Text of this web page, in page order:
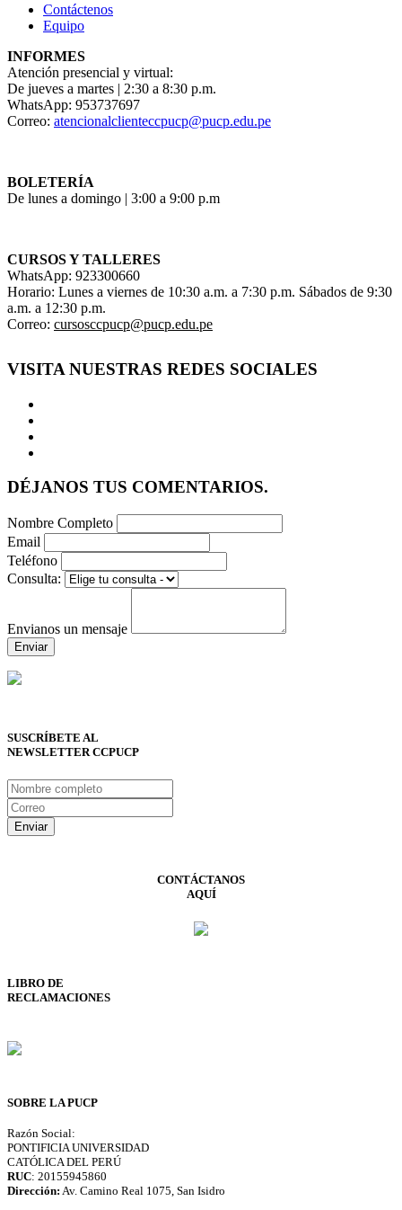
Contáctenos
Equipo
INFORMES
Atención presencial y virtual:
De jueves a martes | 2:30 a 8:30 p.m.
WhatsApp: 953737697
Correo: atencionalclienteccpucp@pucp.edu.pe
BOLETERÍA
De lunes a domingo | 3:00 a 9:00 p.m
CURSOS Y TALLERES
WhatsApp: 923300660
Horario: Lunes a viernes de 10:30 a.m. a 7:30 p.m. Sábados de 9:30
a.m. a 12:30 p.m.
Correo: cursosccpucp@pucp.edu.pe
VISITA NUESTRAS REDES SOCIALES
DÉJANOS TUS COMENTARIOS.
Nombre Completo
Email
Teléfono
Consulta:
Envianos un mensaje
Enviar
SUSCRÍBETE AL
NEWSLETTER CCPUCP
CONTÁCTANOS
AQUÍ
LIBRO DE
RECLAMACIONES
SOBRE LA PUCP
Razón Social:
PONTIFICIA UNIVERSIDAD
CATÓLICA DEL PERÚ
RUC: 20155945860
Dirección: Av. Camino Real 1075, San Isidro